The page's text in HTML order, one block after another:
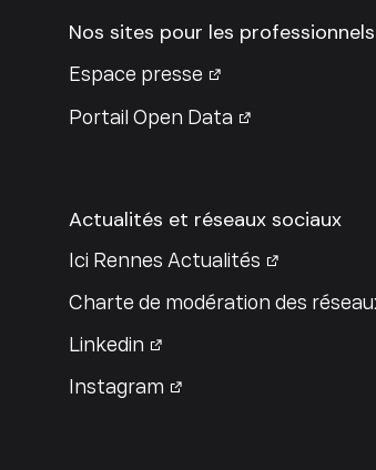
Nos sites pour les professionnels
Espace presse
Portail Open Data
Actualités et réseaux sociaux
Ici Rennes Actualités
Charte de modération des
Linkedin
Instagram